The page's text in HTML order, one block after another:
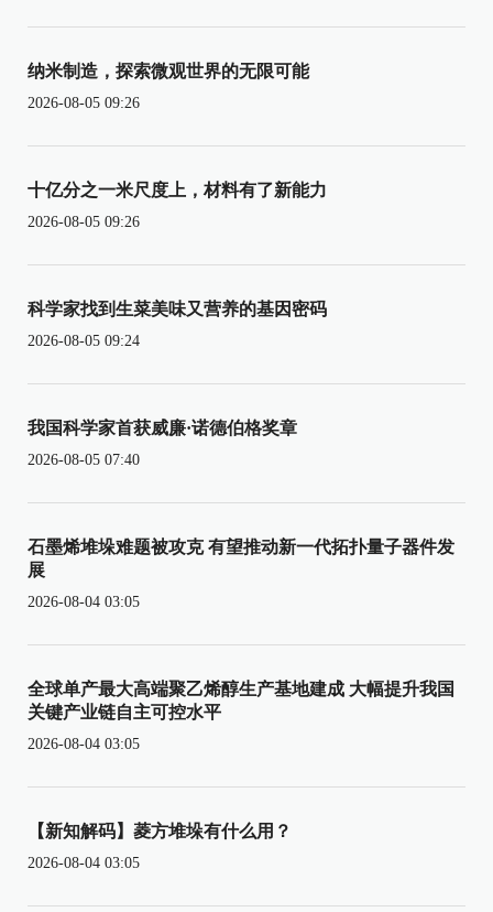
纳米制造，探索微观世界的无限可能
2026-08-05 09:26
十亿分之一米尺度上，材料有了新能力
2026-08-05 09:26
科学家找到生菜美味又营养的基因密码
2026-08-05 09:24
我国科学家首获威廉·诺德伯格奖章
2026-08-05 07:40
石墨烯堆垛难题被攻克 有望推动新一代拓扑量子器件发
展
2026-08-04 03:05
全球单产最大高端聚乙烯醇生产基地建成 大幅提升我国
关键产业链自主可控水平
2026-08-04 03:05
【新知解码】菱方堆垛有什么用？
2026-08-04 03:05